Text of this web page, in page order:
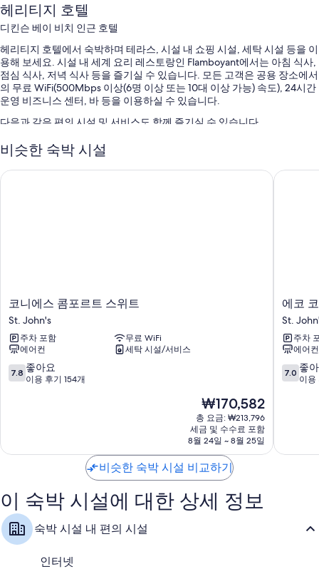
헤리티지 호텔
디킨슨 베이 비치 인근 호텔
헤리티지 호텔에서 숙박하며 테라스, 시설 내 쇼핑 시설, 세탁 시설 등을 이
용해 보세요. 시설 내 세계 요리 레스토랑인 Flamboyant에서는 아침 식사,
점심 식사, 저녁 식사 등을 즐기실 수 있습니다. 모든 고객은 공용 장소에서
의 무료 WiFi(500Mbps 이상(6명 이상 또는 10대 이상 가능) 속도), 24시간
운영 비즈니스 센터, 바 등을 이용하실 수 있습니다.
다음과 같은 편의 시설 및 서비스도 함께 즐기실 수 있습니다.
셀프 주차 무료
욕실 - 샤워 시설 및 무료 세면용품 이용 가능
TV - 케이블 TV 채널 이용 가능
발코니, 조리 도구/접시/주방 기구 및 커피/티 메이커
비슷한 숙박 시설
코
니
에
스
콤
포
르
John's
코니에스 콤포르트 스위트
St. John's
주차 포함
무료 WiFi
에어컨
세탁 시설/서비스
10
점
좋
이
용
후
기
154
7.8 좋아요
이용 후기 154개
현
재
요
금
₩170,582
₩170,582
총 요금: ₩213,796
세금 및 수수료 포함
8월 24일 ~ 8월 25일
코니에스 콤포르트 스위트
에
코
코
지
게
스
트
에코
St.
주차
에어컨
10
점
좋
7.0 좋
이용
에코 코
비슷한 숙박 시설 비교하기
이 숙박 시설에 대한 상세 정보
숙박 시설 내 편의 시설
인터넷